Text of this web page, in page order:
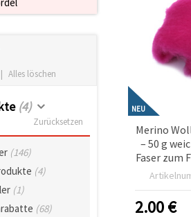
| Alles löschen
(4)
Zurücksetzen
(146)
(4)
(1)
(68)
NEU
Merino
– 50 g
Faser zum
& kreative
2.00€